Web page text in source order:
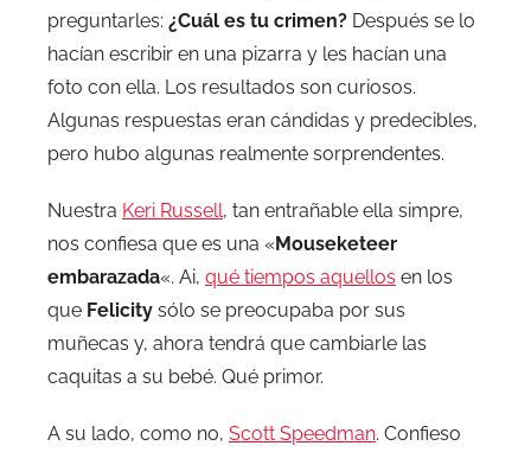
preguntarles: ¿Cuál es tu crimen? Después se lo
hacían escribir en una pizarra y les hacían una
foto con ella. Los resultados son curiosos.
Algunas respuestas eran cándidas y predecibles,
pero hubo algunas realmente sorprendentes.
Nuestra Keri Russell, tan entrañable ella simpre,
nos confiesa que es una «Mouseketeer
embarazada«. Ai, qué tiempos aquellos en los
que Felicity sólo se preocupaba por sus
muñecas y, ahora tendrá que cambiarle las
caquitas a su bebé. Qué primor.
A su lado, como no, Scott Speedman. Confieso